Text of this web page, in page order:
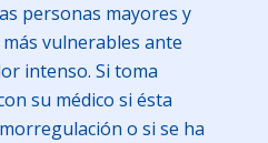
personas mayores y
vulnerables ante
intenso. Si toma
su médico si ésta
o si se ha